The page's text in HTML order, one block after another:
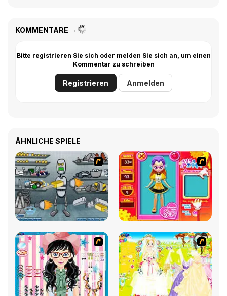
KOMMENTARE
Bitte registrieren Sie sich oder melden Sie sich an, um einen
Kommentar zu schreiben
Registrieren Anmelden
ÄHNLICHE SPIELE